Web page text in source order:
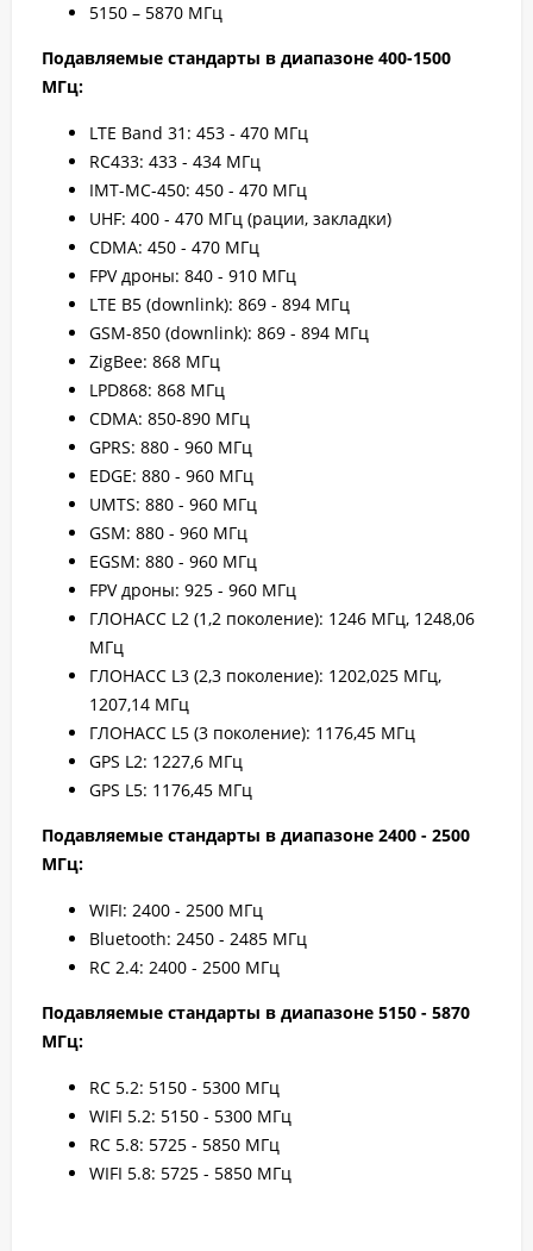
5150 – 5870 МГц
Подавляемые стандарты в диапазоне 400-1500
МГц:
LTE Band 31: 453 - 470 МГц
RC433: 433 - 434 МГц
IMT-MC-450: 450 - 470 МГц
UHF: 400 - 470 МГц (рации, закладки)
CDMA: 450 - 470 МГц
FPV дроны: 840 - 910 МГц
LTE B5 (downlink): 869 - 894 МГц
GSM-850 (downlink): 869 - 894 МГц
ZigBee: 868 МГц
LPD868: 868 МГц
CDMA: 850-890 МГц
GPRS: 880 - 960 МГц
EDGE: 880 - 960 МГц
UMTS: 880 - 960 МГц
GSM: 880 - 960 МГц
EGSM: 880 - 960 МГц
FPV дроны: 925 - 960 МГц
ГЛОНАСС L2 (1,2 поколение): 1246 МГц, 1248,06
МГц
ГЛОНАСС L3 (2,3 поколение): 1202,025 МГц,
1207,14 МГц
ГЛОНАСС L5 (3 поколение): 1176,45 МГц
GPS L2: 1227,6 МГц
GPS L5: 1176,45 МГц
Подавляемые стандарты в диапазоне 2400 - 2500
МГц:
WIFI: 2400 - 2500 МГц
Bluetooth: 2450 - 2485 МГц
RC 2.4: 2400 - 2500 МГц
Подавляемые стандарты в диапазоне 5150 - 5870
МГц:
RC 5.2: 5150 - 5300 МГц
WIFI 5.2: 5150 - 5300 МГц
RC 5.8: 5725 - 5850 МГц
WIFI 5.8: 5725 - 5850 МГц